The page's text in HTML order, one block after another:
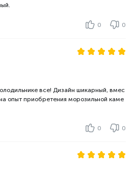
0 0
все! Дизайн шикарный, вмес
опыт приобретения морозильной каме
0 0